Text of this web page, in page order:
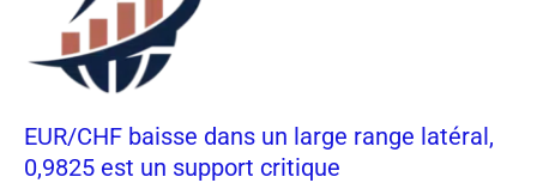
EUR/CHF baisse dans un large range latéral,
0,9825 est un support critique